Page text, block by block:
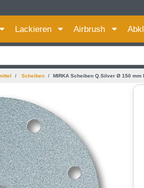
Für
Lackieren Airbrush
Scheiben MIRKA Scheiben Q.Silver Ø 150 mm